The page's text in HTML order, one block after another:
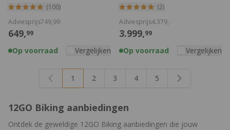
(100)
649,99
Adviesprijs749,99
Op voorraad Vergelijken
(2)
3.999,99
Adviesprijs4.379,-
Op voorraad Vergelijken
U lees momenteel pagina
1 Pagina
2 Pagina
3 Pagina
4 Pagina
5
12GO Biking aanbiedingen
Ontdek de geweldige 12GO Biking aanbiedingen die jouw